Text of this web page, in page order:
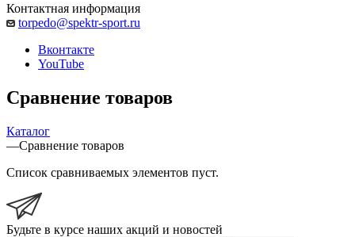
Контактная информация
torpedo@spektr-sport.ru
Вконтакте
YouTube
Сравнение товаров
Каталог
—Сравнение товаров
Список сравниваемых элементов пуст.
Будьте в курсе наших акций и новостей